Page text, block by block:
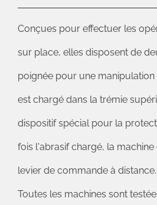
Conçues pour effectuer les
sur place, elles disposent de
poignée pour une
est chargé dans la trémie
dispositif spécial pour la
fois l'abrasif chargé, la
levier de commande à distance.
Toutes les machines sont